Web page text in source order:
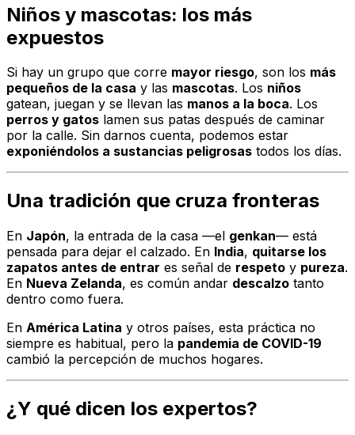
Niños y mascotas: los más
expuestos
Si hay un grupo que corre mayor riesgo, son los más
pequeños de la casa y las mascotas. Los niños
gatean, juegan y se llevan las manos a la boca. Los
perros y gatos lamen sus patas después de caminar
por la calle. Sin darnos cuenta, podemos estar
exponiéndolos a sustancias peligrosas todos los días.
Una tradición que cruza fronteras
En Japón, la entrada de la casa —el genkan— está
pensada para dejar el calzado. En India, quitarse los
zapatos antes de entrar es señal de respeto y pureza.
En Nueva Zelanda, es común andar descalzo tanto
dentro como fuera.
En América Latina y otros países, esta práctica no
siempre es habitual, pero la pandemia de COVID-19
cambió la percepción de muchos hogares.
¿Y qué dicen los expertos?